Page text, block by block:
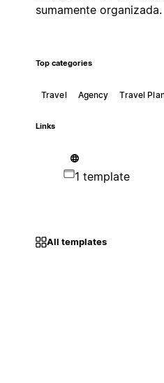
sumamente organizada.
Top categories
Travel Agency Travel
Links
1 template
All templates